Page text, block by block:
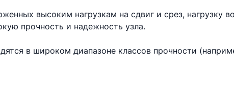
высоким нагрузкам на сдвиг и срез, нагрузку
прочность и надежность узла.
в широком диапазоне классов прочности